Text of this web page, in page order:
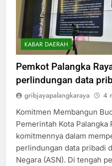
KABAR DAERAH
Pemkot Palangka
perlindungan data
gribjayapalangkaraya 4
Komitmen Membangun
Pemerintah Kota
komitmennya dalam
perlindungan data pribadi
Negara (ASN). Di tengah